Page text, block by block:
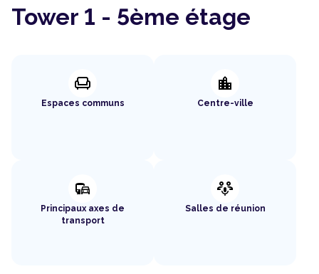
Tower 1 - 5ème étage
chair
Espaces communs
location_city
Centre-ville
commute
Principaux axes de
transport
adaptive_audio_mic
Salles de réunion